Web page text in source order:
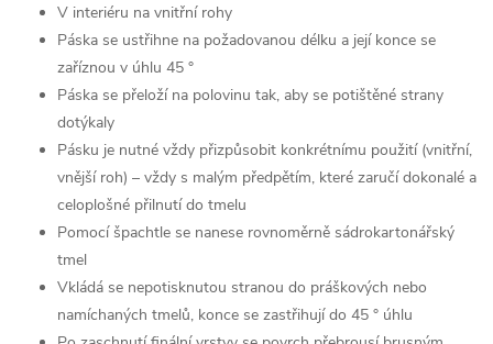
V interiéru na vnitřní rohy
Páska se ustřihne na požadovanou délku a její konce se
zaříznou v úhlu 45 °
Páska se přeloží na polovinu tak, aby se potištěné strany
dotýkaly
Pásku je nutné vždy přizpůsobit konkrétnímu použití (vnitřní,
vnější roh) – vždy s malým předpětím, které zaručí dokonalé a
celoplošné přilnutí do tmelu
Pomocí špachtle se nanese rovnoměrně sádrokartonářský
tmel
Vkládá se nepotisknutou stranou do práškových nebo
namíchaných tmelů, konce se zastřihují do 45 ° úhlu